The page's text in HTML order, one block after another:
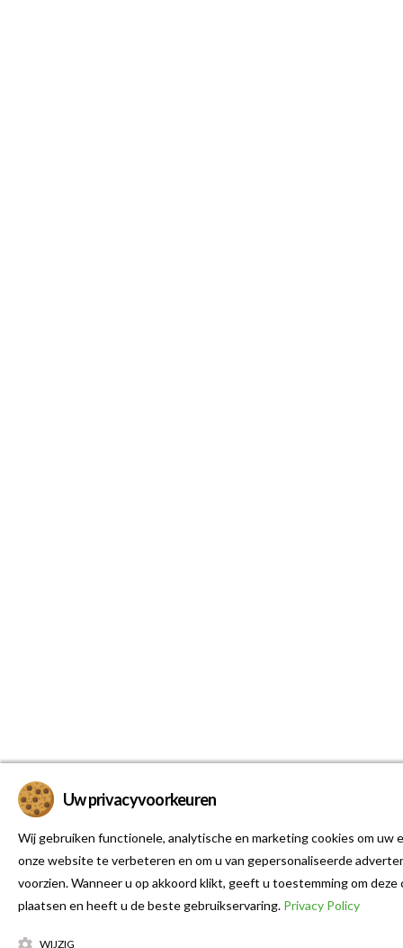
Uw privacyvoorkeuren
Wij gebruiken functionele, analytische en marketing cookies om uw
onze website te verbeteren en om u van gepersonaliseerde
voorzien. Wanneer u op akkoord klikt, geeft u toestemming om deze
plaatsen en heeft u de beste gebruikservaring. Privacy Policy
WIJZIG